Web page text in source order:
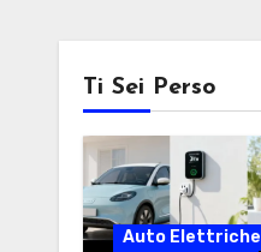
Ti Sei Perso
Auto Elettriche